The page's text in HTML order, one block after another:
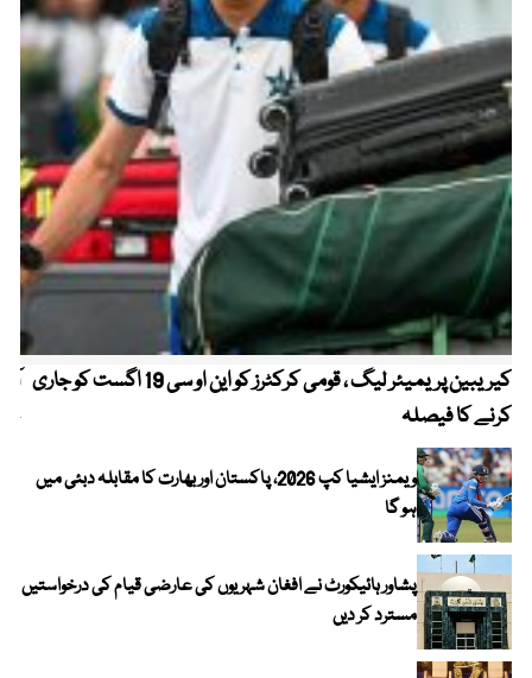
کیریبین پریمیئر لیگ ، قومی کرکٹرز کو این او سی 19 اگست کو جاری
کرنے کا فیصلہ
ویمنز ایشیا کپ 2026، پاکستان اور بھارت کا مقابلہ دبئی میں
ہو گا
پشاور ہائیکورٹ نے افغان شہریوں کی عارضی قیام کی درخواستیں
مسترد کر دیں